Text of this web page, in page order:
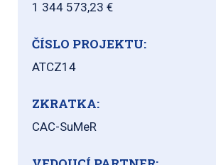
1 344 573,23 €
ČÍSLO PROJEKTU:
ATCZ14
ZKRATKA:
CAC-SuMeR